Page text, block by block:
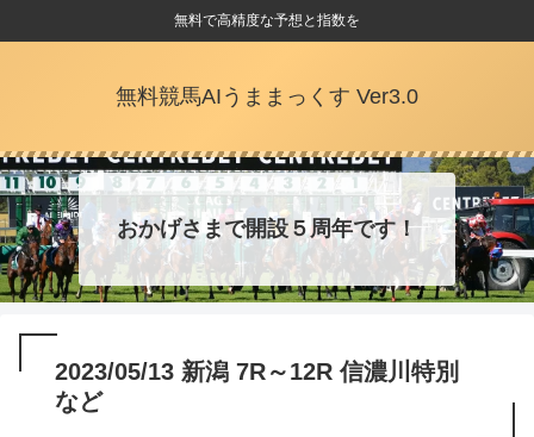
無料で高精度な予想と指数を
無料競馬AIうままっくす Ver3.0
おかげさまで開設５周年です！
2023/05/13 新潟 7R～12R 信濃川特別
など